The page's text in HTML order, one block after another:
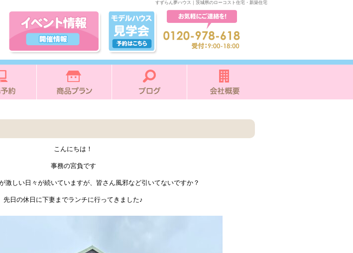
すずらん夢ハウス｜茨城県のローコスト住宅・新築住宅
こんにちは！
事務の宮負です
激しい日々が続いていますが、皆さん風邪など引いてないですか？
先日の休日に下妻までランチに行ってきました♪